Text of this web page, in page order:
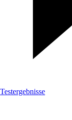
Testergebnisse